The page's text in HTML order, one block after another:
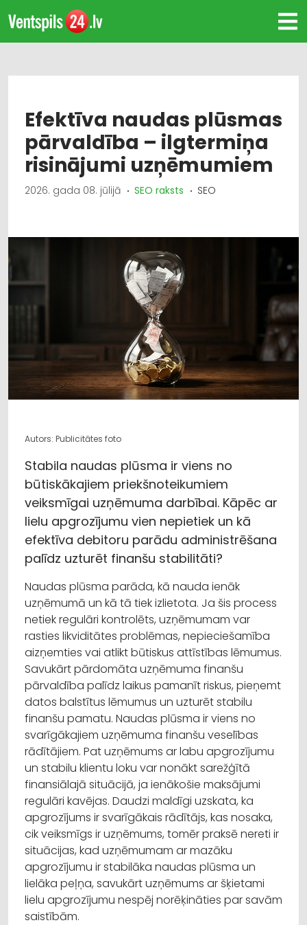
Efektīva naudas plūsmas
pārvaldība – ilgtermiņa
risinājumi uzņēmumiem
2026. gada 08. jūlijā SEO raksts SEO
Autors: Publicitātes foto
Stabila naudas plūsma ir viens no
būtiskākajiem priekšnoteikumiem
veiksmīgai uzņēmuma darbībai. Kāpēc ar
lielu apgrozījumu vien nepietiek un kā
efektīva debitoru parādu administrēšana
palīdz uzturēt finanšu stabilitāti?
Naudas plūsma parāda, kā nauda ienāk
uzņēmumā un kā tā tiek izlietota. Ja šis process
netiek regulāri kontrolēts, uzņēmumam var
rasties likviditātes problēmas, nepieciešamība
aizņemties vai atlikt būtiskus attīstības lēmumus.
Savukārt pārdomāta uzņēmuma finanšu
pārvaldība palīdz laikus pamanīt riskus, pieņemt
datos balstītus lēmumus un uzturēt stabilu
finanšu pamatu. Naudas plūsma ir viens no
svarīgākajiem uzņēmuma finanšu veselības
rādītājiem. Pat uzņēmums ar labu apgrozījumu
un stabilu klientu loku var nonākt sarežģītā
finansiālajā situācijā, ja ienākošie maksājumi
regulāri kavējas. Daudzi maldīgi uzskata, ka
apgrozījums ir svarīgākais rādītājs, kas nosaka,
cik veiksmīgs ir uzņēmums, tomēr praksē nereti ir
situācijas, kad uzņēmumam ar mazāku
apgrozījumu ir stabilāka naudas plūsma un
lielāka peļņa, savukārt uzņēmums ar šķietami
lielu apgrozījumu nespēj norēķināties par savām
saistībām.